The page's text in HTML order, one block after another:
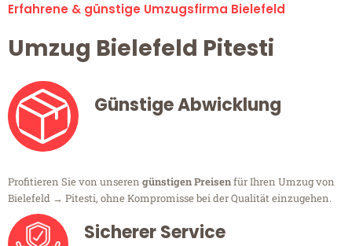
Erfahrene & günstige Umzugsfirma Bielefeld
Umzug Bielefeld Pitesti
Günstige Abwicklung
Profitieren Sie von unseren günstigen Preisenfür Ihren Umzug von
Bielefeld → Pitesti, ohne Kompromisse bei der Qualität einzugehen.
Sicherer Service